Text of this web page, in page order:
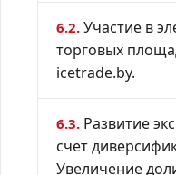
6.2. Участие в
торговых
icetrade.by.
6.3. Развитие
счет
Увеличение